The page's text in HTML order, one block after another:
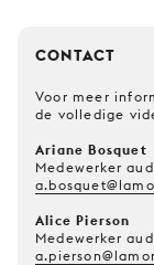
CONTACT
Voor meer
de volledige
Ariane Bosquet
Medewerker
Alice Pierson
Medewerker